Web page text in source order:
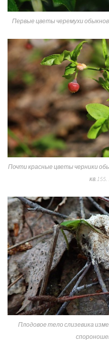
Первые цветы черемухи
Почти красные цветы черники
кв.155.
Плодовое тело слизевика